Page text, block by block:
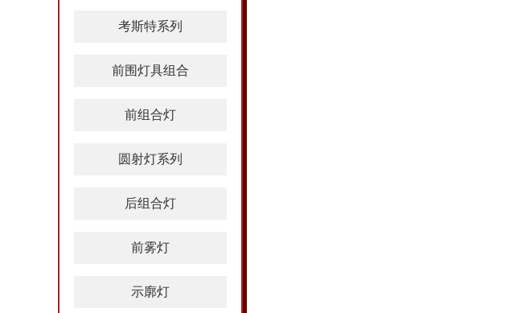
考斯特系列
前围灯具组合
前组合灯
圆射灯系列
后组合灯
前雾灯
示廓灯